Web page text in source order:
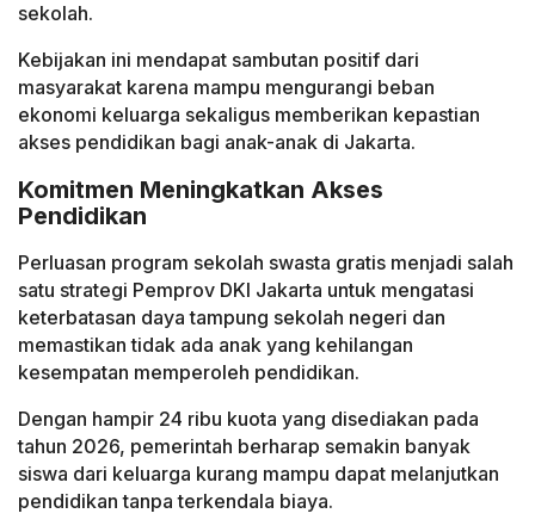
sekolah.
Kebijakan ini mendapat sambutan positif dari
masyarakat karena mampu mengurangi beban
ekonomi keluarga sekaligus memberikan kepastian
akses pendidikan bagi anak-anak di Jakarta.
Komitmen Meningkatkan Akses
Pendidikan
Perluasan program sekolah swasta gratis menjadi salah
satu strategi Pemprov DKI Jakarta untuk mengatasi
keterbatasan daya tampung sekolah negeri dan
memastikan tidak ada anak yang kehilangan
kesempatan memperoleh pendidikan.
Dengan hampir 24 ribu kuota yang disediakan pada
tahun 2026, pemerintah berharap semakin banyak
siswa dari keluarga kurang mampu dapat melanjutkan
pendidikan tanpa terkendala biaya.